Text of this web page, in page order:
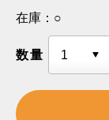
在庫： ○
数量